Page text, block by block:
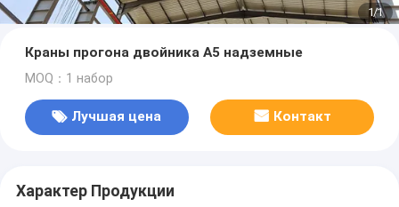
1/1
Краны прогона двойника A5 надземные
MOQ：1 набор
Лучшая цена Контакт
Характер Продукции